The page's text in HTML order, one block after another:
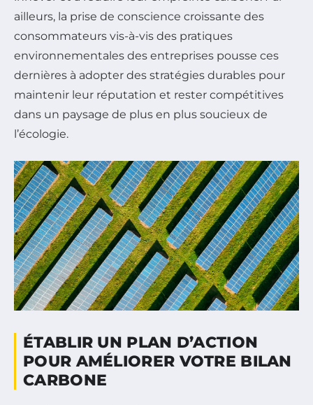
ailleurs, la prise de conscience croissante des
consommateurs vis-à-vis des pratiques
environnementales des entreprises pousse ces
dernières à adopter des stratégies durables pour
maintenir leur réputation et rester compétitives
dans un paysage de plus en plus soucieux de
l’écologie.
ÉTABLIR UN PLAN D’ACTION
POUR AMÉLIORER VOTRE BILAN
CARBONE